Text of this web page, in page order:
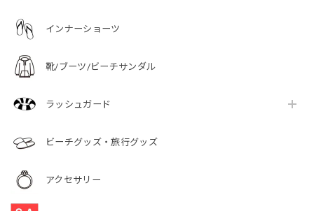
インナーショーツ
靴/ブーツ/ビーチサンダル
ラッシュガード
ビーチグッズ・旅行グッズ
アクセサリー